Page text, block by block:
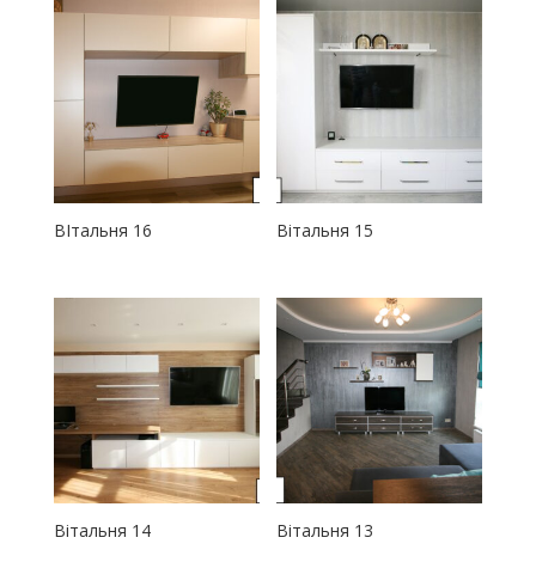
ВІтальня 16 Вітальня 15
Вітальня 14 Вітальня 13